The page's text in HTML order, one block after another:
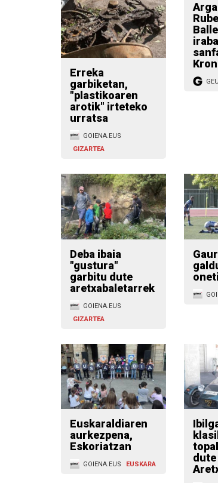
Erreka
garbiketan,
"plastikoaren
arotik" irteteko
urratsa
GOIENA.EUS
GIZARTEA
Deba ibaia
"gustura"
garbitu dute
aretxabaletarrek
GOIENA.EUS
GIZARTEA
Euskaraldiaren
aurkezpena,
Eskoriatzan
GOIENA.EUS EUSKARA
dute